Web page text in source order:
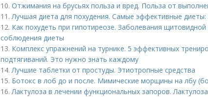
10. Отжимания на брусьях польза и вред. Польза от
11.Лучшая диета для похудения. Самые эффективные
12. Как похудеть при гипотиреозе. Заболевания
соблюдения диеты
13. Комплекс упражнений на турнике. 5 эффективных
подтягиваний. Это нужно знать каждому
14.Лучшие таблетки от простуды. Этиотропные средства
15. Ботокс в лоб до и после. Мимические морщины на лбу
16.Лактулоза в лечении функциональных запоров.